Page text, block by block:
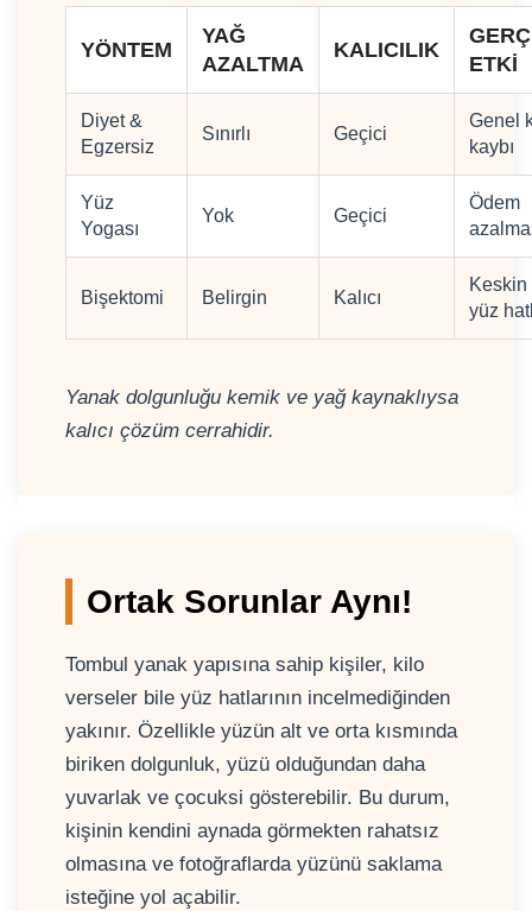
YÖNTEM
YAĞ
AZALTMA
KALICILIK
ETKI
Diyet &
Egzersiz
Sınırlı Geçici
Genel
kaybı
Yüz
Yogası
Yok Geçici
Ödem
Bişektomi Belirgin Kalıcı
Keskin
yüz
Yanak dolgunluğu kemik ve yağ kaynaklıysa
kalıcı çözüm cerrahidir.
Ortak Sorunlar Aynı!
Tombul yanak yapısına sahip kişiler, kilo
verseler bile yüz hatlarının incelmediğinden
yakınır. Özellikle yüzün alt ve orta kısmında
biriken dolgunluk, yüzü olduğundan daha
yuvarlak ve çocuksi gösterebilir. Bu durum,
kişinin kendini aynada görmekten rahatsız
olmasına ve fotoğraflarda yüzünü saklama
isteğine yol açabilir.